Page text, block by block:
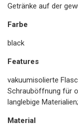
Getränke auf der
Farbe
black
Features
vakuumisolierte
Schrauböffnung für
langlebige
Material